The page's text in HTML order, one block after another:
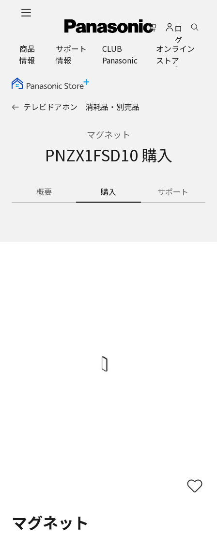
ロ
グ
イ
ン
商品
情報
サポート
情報
CLUB
Panasonic
オンライン
ストア
テレビドアホン 消耗品・別売品
マグネット
PNZX1FSD10 購入
概要 購入 サポート
マグネット